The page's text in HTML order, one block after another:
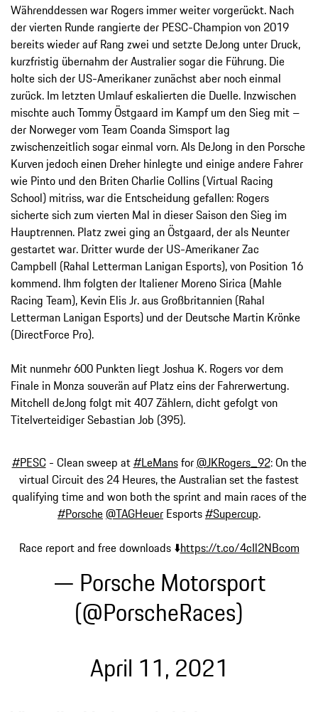
Währenddessen war Rogers immer weiter vorgerückt. Nach
der vierten Runde rangierte der PESC-Champion von 2019
bereits wieder auf Rang zwei und setzte DeJong unter Druck,
kurzfristig übernahm der Australier sogar die Führung. Die
holte sich der US-Amerikaner zunächst aber noch einmal
zurück. Im letzten Umlauf eskalierten die Duelle. Inzwischen
mischte auch Tommy Östgaard im Kampf um den Sieg mit –
der Norweger vom Team Coanda Simsport lag
zwischenzeitlich sogar einmal vorn. Als DeJong in den Porsche
Kurven jedoch einen Dreher hinlegte und einige andere Fahrer
wie Pinto und den Briten Charlie Collins (Virtual Racing
School) mitriss, war die Entscheidung gefallen: Rogers
sicherte sich zum vierten Mal in dieser Saison den Sieg im
Hauptrennen. Platz zwei ging an Östgaard, der als Neunter
gestartet war. Dritter wurde der US-Amerikaner Zac
Campbell (Rahal Letterman Lanigan Esports), von Position 16
kommend. Ihm folgten der Italiener Moreno Sirica (Mahle
Racing Team), Kevin Elis Jr. aus Großbritannien (Rahal
Letterman Lanigan Esports) und der Deutsche Martin Krönke
(DirectForce Pro).
Mit nunmehr 600 Punkten liegt Joshua K. Rogers vor dem
Finale in Monza souverän auf Platz eins der Fahrerwertung.
Mitchell deJong folgt mit 407 Zählern, dicht gefolgt von
Titelverteidiger Sebastian Job (395).
#PESC- Clean sweep at#LeMansfor@JKRogers_92: On the
virtual Circuit des 24 Heures, the Australian set the fastest
qualifying time and won both the sprint and main races of the
#Porsche@TAGHeuer Esports#Supercup.
Race report and free downloads ⬇️https://t.co/4cIl2NBcom
— Porsche Motorsport
(@PorscheRaces)
April 11, 2021